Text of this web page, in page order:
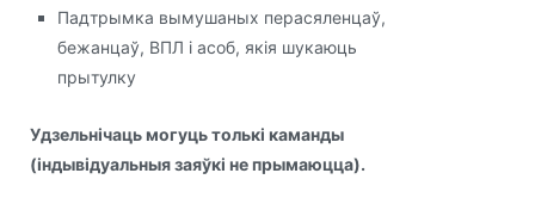
Падтрымка вымушаных перасяленцаў,
бежанцаў, ВПЛ і асоб, якія шукаюць
прытулку
Удзельнічаць могуць толькі каманды
(індывідуальныя заяўкі не прымаюцца).